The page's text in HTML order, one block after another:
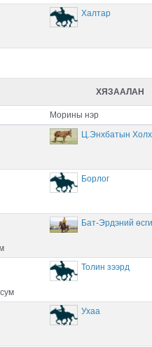
Халтар
ХЯЗААЛАН
Морины нэр
Ц.Энхбатын
Борлог
Бат-Эрдэний
Толин зээрд
Ухаа